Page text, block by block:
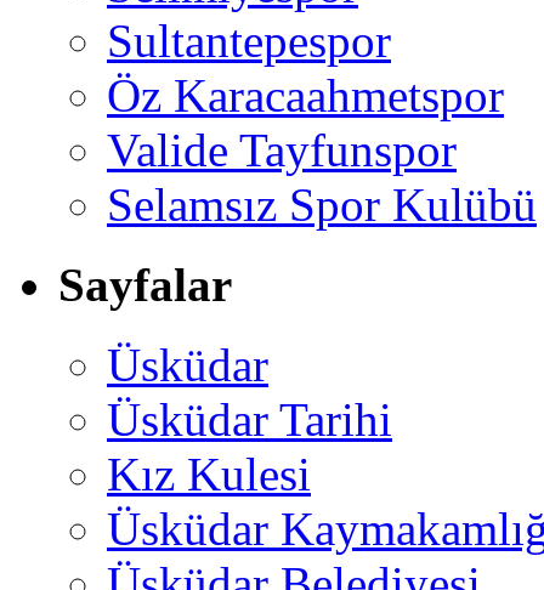
Sultantepespor
Öz Karacaahmetspor
Valide Tayfunspor
Selamsız Spor Kulübü
Sayfalar
Üsküdar
Üsküdar Tarihi
Kız Kulesi
Üsküdar